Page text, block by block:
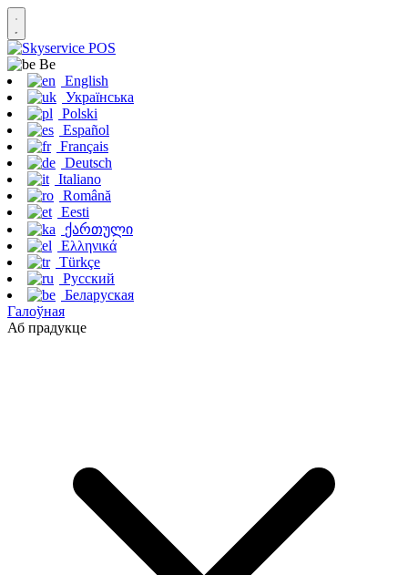
Be
English
Українська
Polski
Español
Français
Deutsch
Italiano
Română
Eesti
ქართული
Ελληνικά
Türkçe
Русский
Беларуская
Галоўная
Аб прадукце